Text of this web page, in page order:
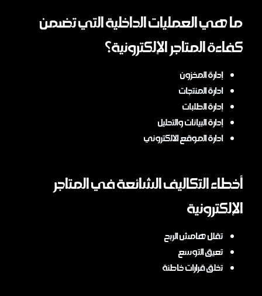
ما هي العمليات الداخلية التي تضمن
كفاءة المتاجر الإلكترونية؟
إدارة المخزون
ادارة المنتجات
إدارة الطلبات
إدارة البيانات والتحليل
ادارة الموقع الالكتروني
أخطاء التكاليف الشائعة في المتاجر
الإلكترونية
تقلل هامش الربح
تعيق التوسع
تخلق قرارات خاطئة